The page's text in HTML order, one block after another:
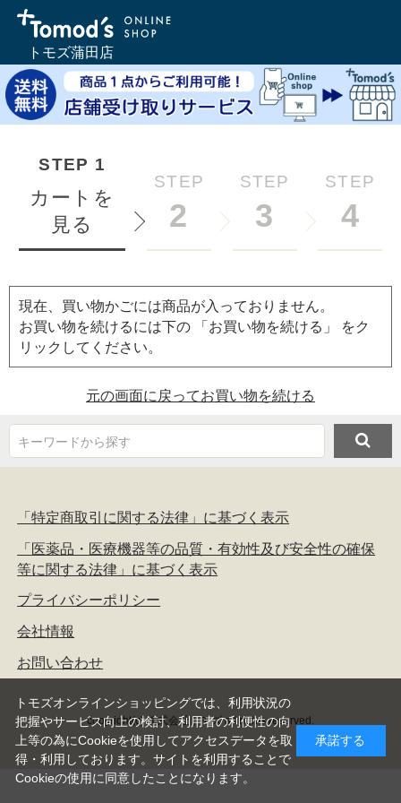
トモズ蒲田店
STEP 1
カートを
見る
STEP
2
STEP
3
STEP
4
現在、買い物かごには商品が入っておりません。
お買い物を続けるには下の 「お買い物を続ける」 をク
リックしてください。
元の画面に戻ってお買い物を続ける
キーワードから探す
「特定商取引に関する法律」に基づく表示
「医薬品・医療機器等の品質・有効性及び安全性の確保
等に関する法律」に基づく表示
プライバシーポリシー
会社情報
お問い合わせ
copyright(c) 株式会社トモズ all rights reserved.
トモズオンラインショッピングでは、利用状況の
把握やサービス向上の検討、利用者の利便性の向
上等の為にCookieを使用してアクセスデータを取
得・利用しております。サイトを利用することで
Cookieの使用に同意したことになります。
承諾する